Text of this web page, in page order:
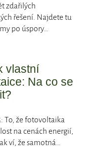
zdařilých
řešení. Najdete tu
po úspory…
vlastní
Na co se
: To, že fotovoltaika
na cenách energií,
ví, že samotná…